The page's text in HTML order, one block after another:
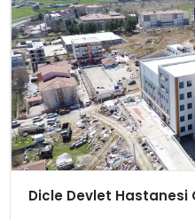
Dicle Devlet Hastanesi